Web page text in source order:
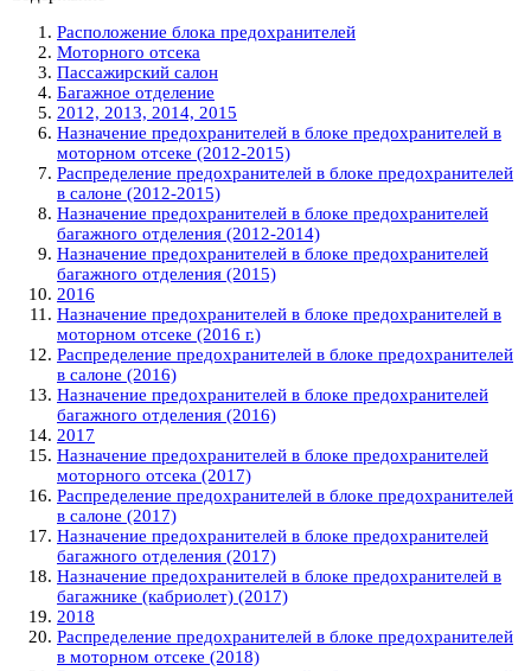
Расположение блока предохранителей
Моторного отсека
Пассажирский салон
Багажное отделение
2012, 2013, 2014, 2015
Назначение предохранителей в блоке предохранителей в
моторном отсеке (2012-2015)
Распределение предохранителей в блоке предохранителей
в салоне (2012-2015)
Назначение предохранителей в блоке предохранителей
багажного отделения (2012-2014)
Назначение предохранителей в блоке предохранителей
багажного отделения (2015)
2016
Назначение предохранителей в блоке предохранителей в
моторном отсеке (2016 г.)
Распределение предохранителей в блоке предохранителей
в салоне (2016)
Назначение предохранителей в блоке предохранителей
багажного отделения (2016)
2017
Назначение предохранителей в блоке предохранителей
моторного отсека (2017)
Распределение предохранителей в блоке предохранителей
в салоне (2017)
Назначение предохранителей в блоке предохранителей
багажного отделения (2017)
Назначение предохранителей в блоке предохранителей в
багажнике (кабриолет) (2017)
2018
Распределение предохранителей в блоке предохранителей
в моторном отсеке (2018)